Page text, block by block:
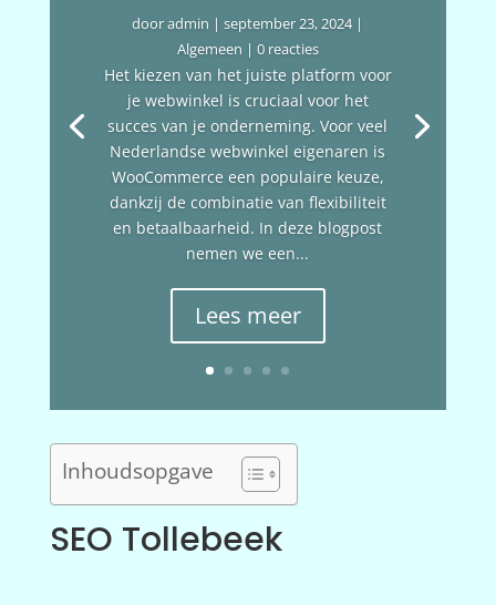
dooradmin |september 23, 2024|
Algemeen | 0 reacties
Het kiezen van het juiste platform voor
je webwinkel is cruciaal voor het
succes van je onderneming. Voor veel
Nederlandse webwinkel eigenaren is
WooCommerce een populaire keuze,
dankzij de combinatie van flexibiliteit
en betaalbaarheid. In deze blogpost
nemen we een...
Lees meer
Inhoudsopgave
SEO Tollebeek